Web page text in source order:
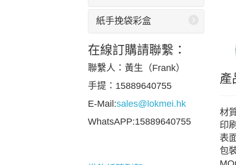
紙手挽袋彩盒
在線訂購請聯繫：
聯繫人：黃生（Frank）
手提：15889640755
E-Mail:sales@lokmei.hk
WhatsAPP:15889640755
產
材
印
表
包